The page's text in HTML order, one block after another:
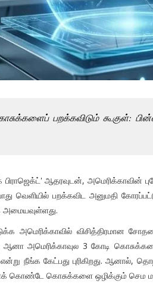
பறக்கவிடும் கூகுள்:
ஆதரவுடன், அமெரிக்காவின்
வெளியில் பறக்கவிட அனுமதி
அமையவுள்ளது.
அமெரிக்காவில் விசித்திரமான
அமெரிக்காவுல 3 கோடி
நீங்க கேட்பது புரிகிறது. ஆனால்,
கொண்டே கொசுக்களை ஒழிக்கும் செம